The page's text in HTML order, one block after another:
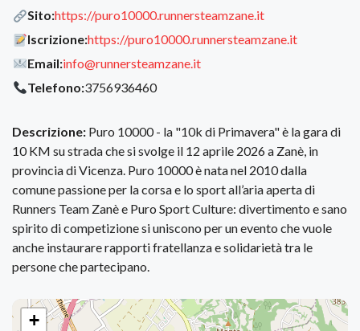
Sito:https://puro10000.runnersteamzane.it
Iscrizione:https://puro10000.runnersteamzane.it
Email:info@runnersteamzane.it
Telefono:3756936460
Descrizione: Puro 10000 - la "10k di Primavera" è la gara di
10 KM su strada che si svolge il 12 aprile 2026 a Zanè, in
provincia di Vicenza. Puro 10000 è nata nel 2010 dalla
comune passione per la corsa e lo sport all’aria aperta di
Runners Team Zanè e Puro Sport Culture: divertimento e sano
spirito di competizione si uniscono per un evento che vuole
anche instaurare rapporti fratellanza e solidarietà tra le
persone che partecipano.
+